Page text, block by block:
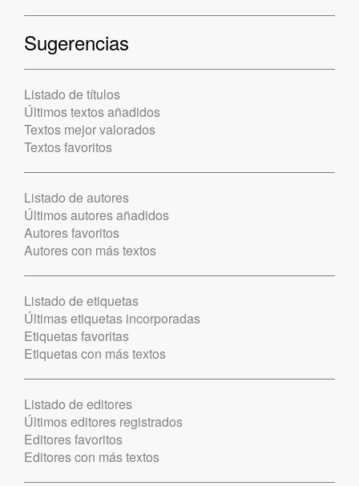
Sugerencias
Listado de títulos
Últimos textos añadidos
Textos mejor valorados
Textos favoritos
Listado de autores
Últimos autores añadidos
Autores favoritos
Autores con más textos
Listado de etiquetas
Últimas etiquetas incorporadas
Etiquetas favoritas
Etiquetas con más textos
Listado de editores
Últimos editores registrados
Editores favoritos
Editores con más textos